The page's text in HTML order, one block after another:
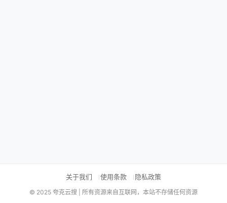
关于我们 使用条款 隐私政策
© 2025 夸克云搜 | 所有资源来自互联网，本站不存储任何资源